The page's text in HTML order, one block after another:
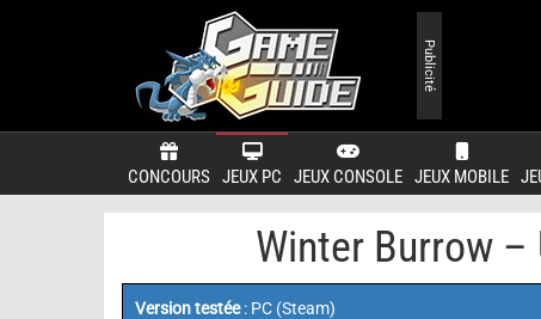
CONCOURS JEUX PC JEUX CONSOLE JEUX MOBILE
Publicité
Winter Burrow
Version testée: PC (Steam)